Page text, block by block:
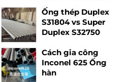
Ống thép Duplex
S31804 vs Super
Duplex S32750
Cách gia công
Inconel 625 Ống
hàn